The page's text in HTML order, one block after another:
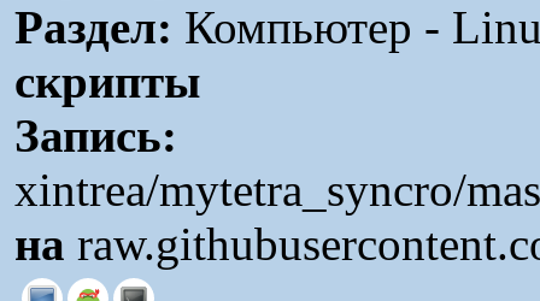
Раздел: Компьютер -
скрипты
Запись:
xintrea/mytetra_syncro/
на